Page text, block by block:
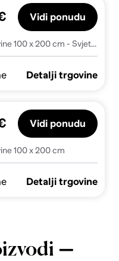
Okvir za krevet od masivne borovine 100 x 200 cm - Svjetlosmeđa 100 x 200 cm
Vidi ponudu
Detalji trgovine
100 x 200 cm
Vidi ponudu
Detalji trgovine
—